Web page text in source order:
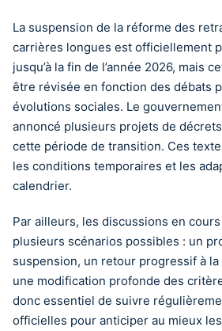
La suspension de la réforme des
carrières longues est officiellement
jusqu’à la fin de l’année 2026, mais
être révisée en fonction des débats
évolutions sociales. Le
annoncé plusieurs projets de
cette période de transition. Ces
les conditions temporaires et les
calendrier.
Par ailleurs, les discussions en
plusieurs scénarios possibles : un
suspension, un retour progressif à
une modification profonde des
donc essentiel de suivre
officielles pour anticiper au mieux